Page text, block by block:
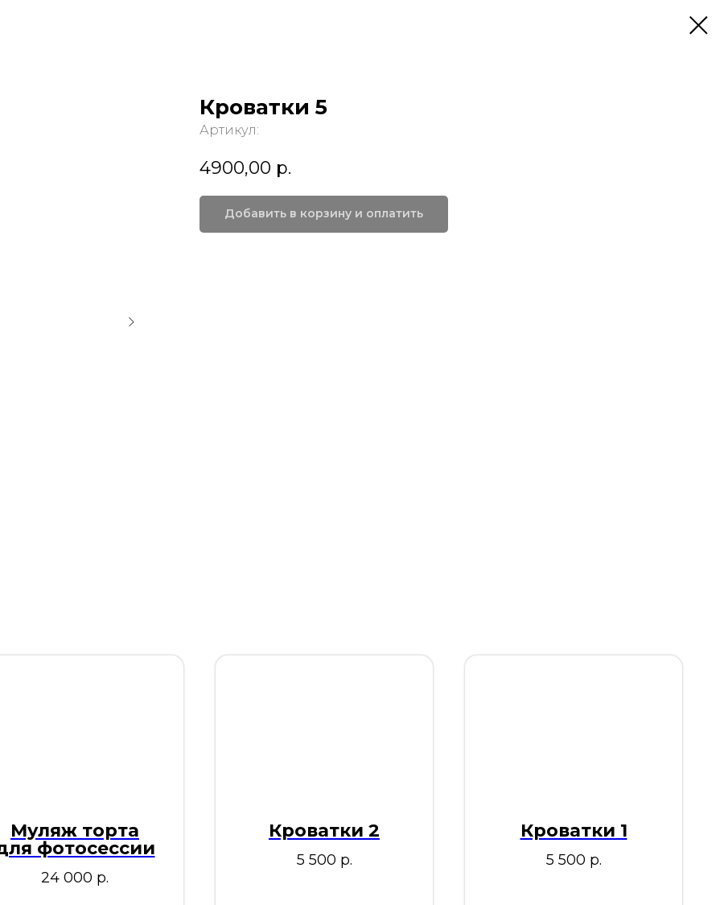
Кроватки 5
Артикул:
4900,00 р.
Добавить в корзину и оплатить
Муляж торта
фотосессии
24 000 р.
Кроватки 2
5 500 р.
Кроватки 1
5 500 р.